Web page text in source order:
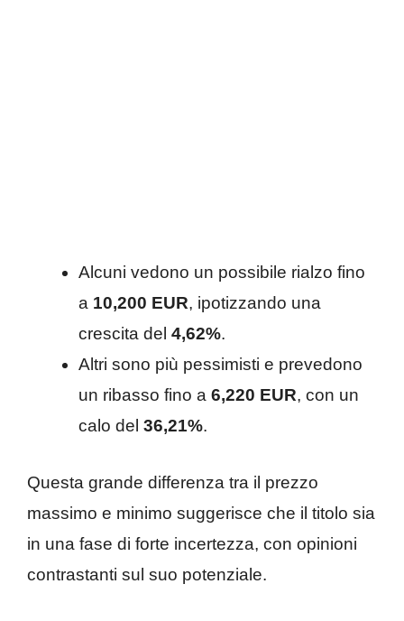
Alcuni vedono un possibile rialzo fino
a 10,200 EUR, ipotizzando una
crescita del 4,62%.
Altri sono più pessimisti e prevedono
un ribasso fino a 6,220 EUR, con un
calo del 36,21%.
Questa grande differenza tra il prezzo
massimo e minimo suggerisce che il titolo sia
in una fase di forte incertezza, con opinioni
contrastanti sul suo potenziale.